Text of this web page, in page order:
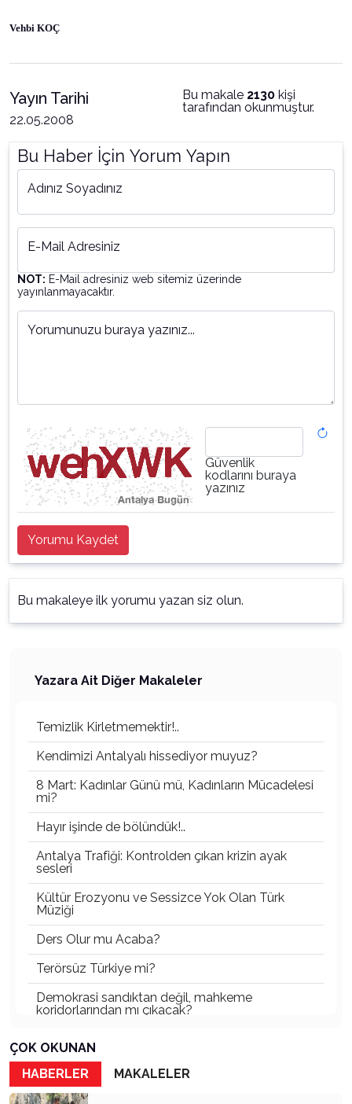
Vehbi KOÇ
Yayın Tarihi
22.05.2008
Bu makale 2130 kişi
tarafından okunmuştur.
Bu Haber İçin Yorum Yapın
Adınız Soyadınız
E-Mail Adresiniz
NOT: E-Mail adresiniz web sitemiz üzerinde
yayınlanmayacaktır.
Yorumunuzu buraya yazınız...
Güvenlik
kodlarını buraya
yazınız
Yorumu Kaydet
Bu makaleye ilk yorumu yazan siz olun.
Yazara Ait Diğer Makaleler
Temizlik Kirletmemektir!..
Kendimizi Antalyalı hissediyor muyuz?
8 Mart: Kadınlar Günü mü, Kadınların Mücadelesi
mi?
Hayır işinde de bölündük!..
Antalya Trafiği: Kontrolden çıkan krizin ayak
sesleri
Kültür Erozyonu ve Sessizce Yok Olan Türk
Müziği
Ders Olur mu Acaba?
Terörsüz Türkiye mi?
Demokrasi sandıktan değil, mahkeme
koridorlarından mı çıkacak?
Gazetecinin kaderi!..
Turizmde Herşey Dahil Sistemi tartışılmalı
MB Başkanı ve Şimşek’e
ÇOK OKUNAN
HABERLER
MAKALELER